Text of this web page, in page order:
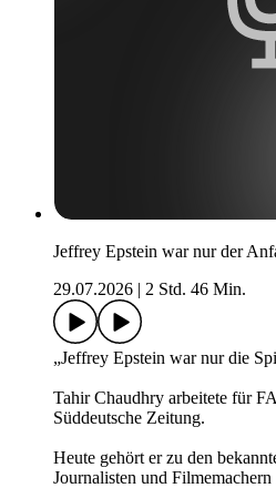
Jeffrey Epstein war nur der
29.07.2026 | 2 Std. 46 Min.
„Jeffrey Epstein war nur die
Tahir Chaudhry arbeitete für
Süddeutsche Zeitung.
Heute gehört er zu den
Journalisten und